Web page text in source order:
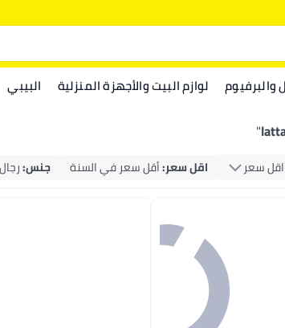
والبرفيوم لوازم البيت والأجهزة المنزلية البيبي
"
اقل سعر اقل سعر:أقل سعر في السنة جنس:رجال